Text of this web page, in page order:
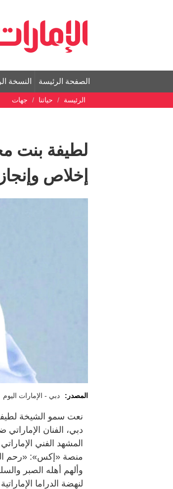
الصفحة الرئيسة النسخة
الرئيسة حياتنا جهات
لطيفة بنت
إخلاص
المصدر: دبي - الإمارات اليوم
نعت سمو الشيخة
دبي، الفنان
المشهد الفني
منصة «إكس»: «رحم
وألهم أهله الصبر
لنهضة الدراما